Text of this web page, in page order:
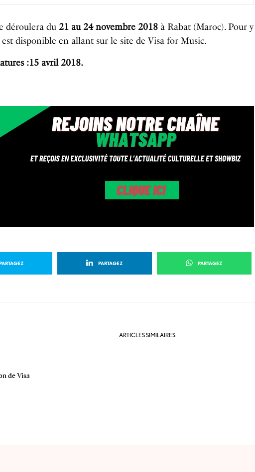
déroulera du 21 au 24 novembre 2018 à Rabat (Maroc). Pour y
disponible en allant sur le site de Visa for Music.
:15 avril 2018.
PARTAGEZ PARTAGEZ
ARTICLES SIMILAIRES
de Visa